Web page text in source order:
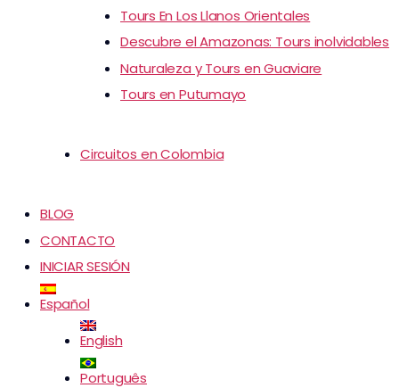
Tours En Los Llanos Orientales
Descubre el Amazonas: Tours inolvidables
Naturaleza y Tours en Guaviare
Tours en Putumayo
Circuitos en Colombia
BLOG
CONTACTO
INICIAR SESIÓN
Español
English
Português